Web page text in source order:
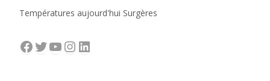
Températures aujourd'hui Surgères
Facebook
Twitter
YouTube
Instagram
LinkedIn